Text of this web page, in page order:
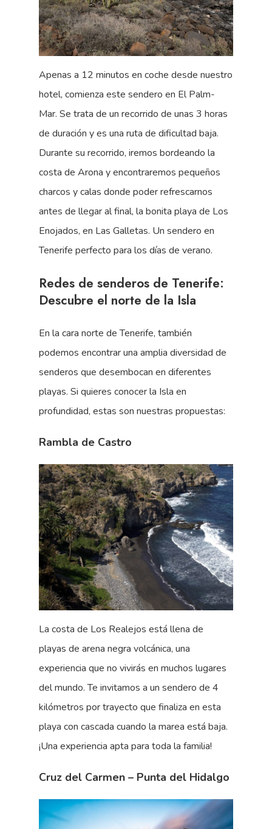
Apenas a 12 minutos en coche desde nuestro
hotel, comienza este sendero en El Palm-
Mar. Se trata de un recorrido de unas 3 horas
de duración y es una ruta de dificultad baja.
Durante su recorrido, iremos bordeando la
costa de Arona y encontraremos pequeños
charcos y calas donde poder refrescarnos
antes de llegar al final, la bonita playa de Los
Enojados, en Las Galletas. Un sendero en
Tenerife perfecto para los días de verano.
Redes de senderos de Tenerife:
Descubre el norte de la Isla
En la cara norte de Tenerife, también
podemos encontrar una amplia diversidad de
senderos que desembocan en diferentes
playas. Si quieres conocer la Isla en
profundidad, estas son nuestras propuestas:
Rambla de Castro
La costa de Los Realejos está llena de
playas de arena negra volcánica, una
experiencia que no vivirás en muchos lugares
del mundo. Te invitamos a un sendero de 4
kilómetros por trayecto que finaliza en esta
playa con cascada cuando la marea está baja.
¡Una experiencia apta para toda la familia!
Cruz del Carmen – Punta del Hidalgo